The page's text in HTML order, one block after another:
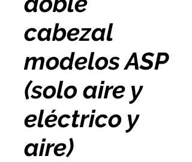
cabezal
modelos ASP
(solo aire y
eléctrico y
aire)